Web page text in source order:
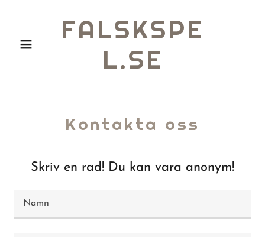
FALSKSPE
L.SE
Kontakta oss
Skriv en rad! Du kan vara anonym!
Namn